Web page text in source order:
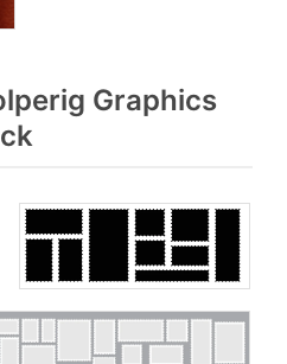
Graphics